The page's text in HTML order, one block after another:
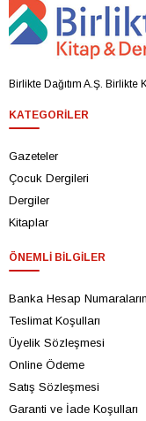
Birlikte Dağıtım A.Ş.
KATEGORILER
Gazeteler
Çocuk Dergileri
Dergiler
Kitaplar
ÖNEMLI BILGILER
Banka Hesap
Teslimat Koşulları
Üyelik Sözleşmesi
Online Ödeme
Satış Sözleşmesi
Garanti ve İade Koşulları